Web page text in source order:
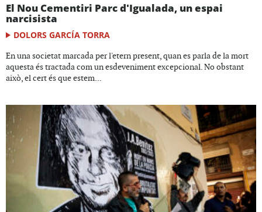
El Nou Cementiri Parc d'Igualada, un espai
narcisista
DOLORS GARCÍA TORRA
En una societat marcada per l'etern present, quan es parla de la mort
aquesta és tractada com un esdeveniment excepcional. No obstant
això, el cert és que estem...